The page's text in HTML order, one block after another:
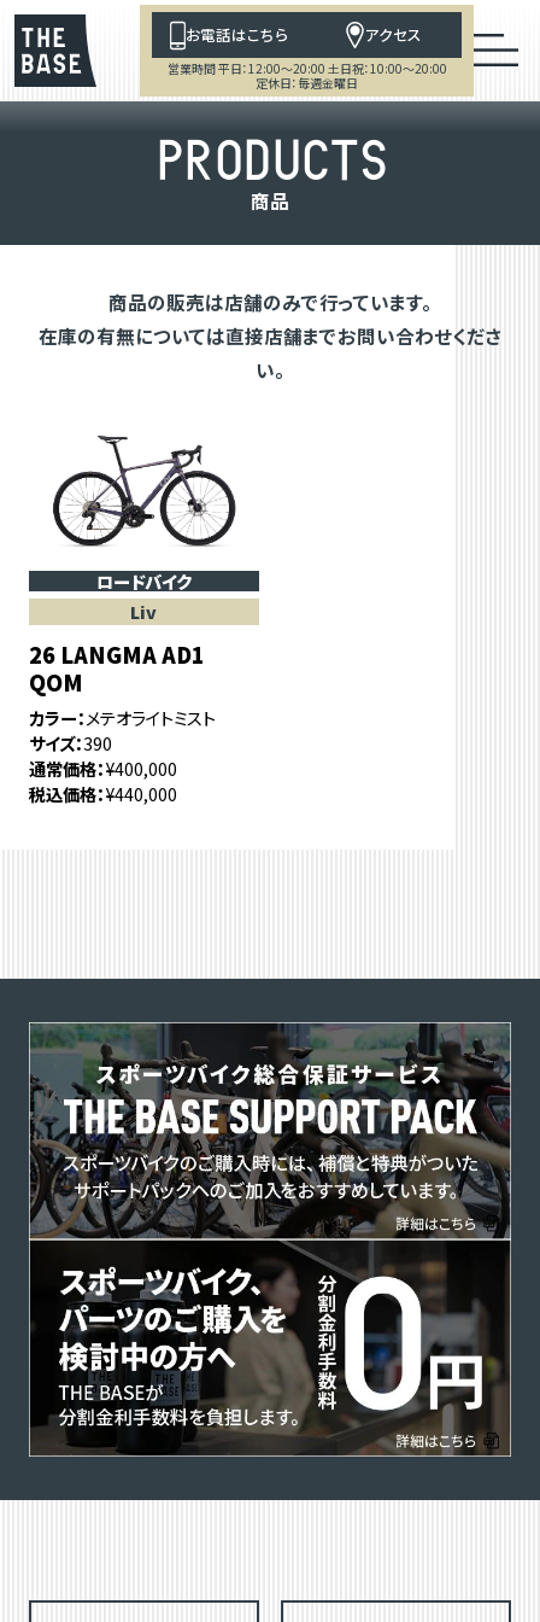
お電話はこちら アクセス
営業時間 平日：12:00～20:00 土日祝：10:00～20:00
定休日：毎週金曜日
PRODUCTS
商品
商品の販売は店舗のみで行っています。
在庫の有無については直接店舗までお問い合わせくださ
い。
ロードバイク
Liv
26 LANGMA AD1
QOM
カラー メテオライトミスト
サイズ 390
通常価格 ¥400,000
税込価格 ¥440,000